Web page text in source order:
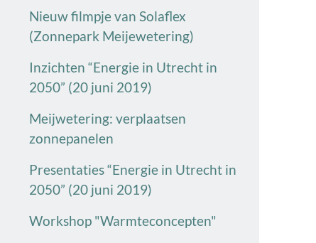
Nieuw filmpje van Solaflex
(Zonnepark Meijewetering)
Inzichten “Energie in Utrecht in
2050” (20 juni 2019)
Meijwetering: verplaatsen
zonnepanelen
Presentaties “Energie in Utrecht in
2050” (20 juni 2019)
Workshop "Warmteconcepten"